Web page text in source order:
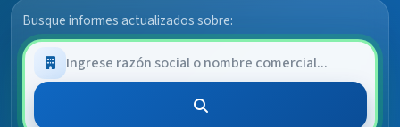
Busque informes actualizados sobre: